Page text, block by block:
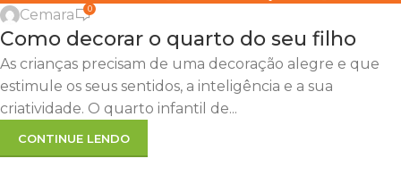
Cemara
0
Como decorar o quarto do seu filho
As crianças precisam de uma decoração alegre e que
estimule os seus sentidos, a inteligência e a sua
criatividade. O quarto infantil de...
CONTINUE LENDO